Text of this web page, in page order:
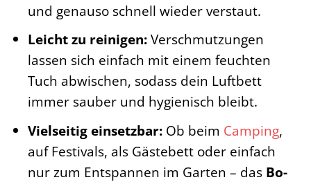
und genauso schnell wieder verstaut.
Leicht zu reinigen:Verschmutzungen
lassen sich einfach mit einem feuchten
Tuch abwischen, sodass dein Luftbett
immer sauber und hygienisch bleibt.
Vielseitig einsetzbar:Ob beim Camping,
auf Festivals, als Gästebett oder einfach
nur zum Entspannen im Garten – das Bo-